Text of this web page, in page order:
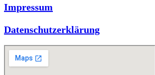
Impressum
Datenschutzerklärung